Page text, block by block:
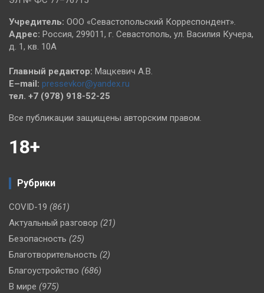
Учредитель: ООО «Севастопольский Корреспондент».
Адрес: Россия, 299011, г. Севастополь, ул. Василия Кучера,
д. 1, кв. 10А
Главный редактор: Мацкевич А.В.
E–mail: pressevkor@yandex.ru
тел. +7 (978) 918-52-25
Все публикации защищены авторским правом.
18+
Рубрики
COVID-19 (861)
Актуальный разговор (21)
Безопасность (25)
Благотворительность (2)
Благоустройство (686)
В мире (975)